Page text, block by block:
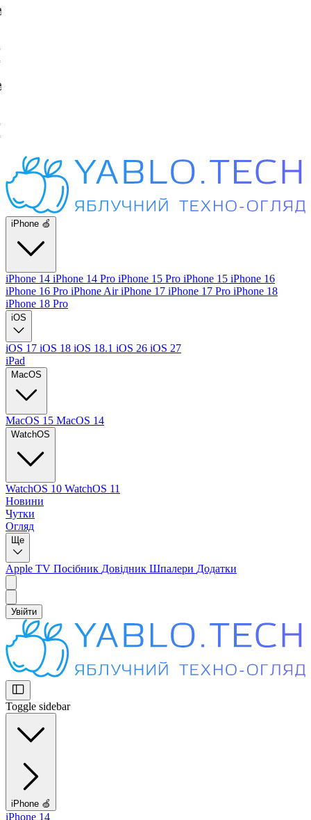
iPhone 🍏
iPhone 14 iPhone 14 Pro iPhone 15 Pro iPhone 15 iPhone 16
iPhone 16 Pro iPhone AiriPhone 17 iPhone 17 Pro iPhone 18
iPhone 18 Pro
iOS
iOS 17 iOS 18 iOS 18.1 iOS 26 iOS 27
iPad
MacOS
MacOS 15 MacOS 14
WatchOS
WatchOS 10 WatchOS 11
Новини
Чутки
Огляд
Ще
Apple TV Посібник Довідник Шпалери Додатки
Увійти
Toggle sidebar
iPhone 🍏
iPhone 14